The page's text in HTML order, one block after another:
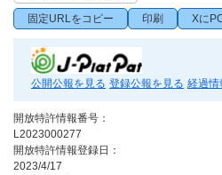
固定URLをコピー 印刷 Xに
公開公報を見る 登録公報を見る 経過情
開放特許情報番号：
L2023000277
開放特許情報登録日：
2023/4/17